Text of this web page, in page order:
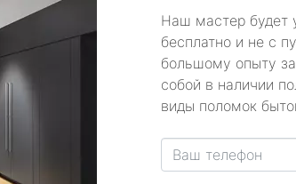
Наш мастер будет
бесплатно и не с
большому опыту
собой в наличии
виды поломок